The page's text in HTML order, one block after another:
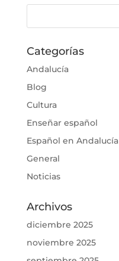
Categorías
Andalucía
Blog
Cultura
Enseñar español
Español en Andalucía
General
Noticias
Archivos
diciembre 2025
noviembre 2025